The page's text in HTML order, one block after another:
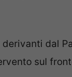
dal
sul